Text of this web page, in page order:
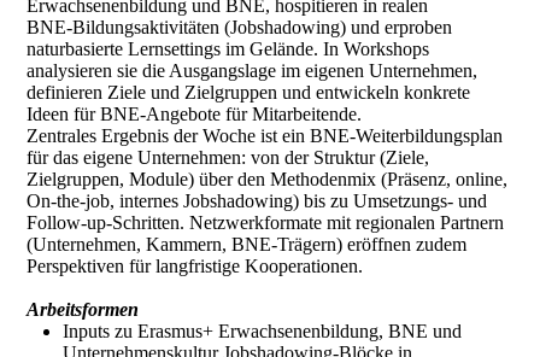
Erwachsenenbildung und BNE, hospitieren in realen
BNE‑Bildungsaktivitäten (Jobshadowing) und erproben
naturbasierte Lernsettings im Gelände. In Workshops
analysieren sie die Ausgangslage im eigenen Unternehmen,
definieren Ziele und Zielgruppen und entwickeln konkrete
Ideen für BNE‑Angebote für Mitarbeitende.
Zentrales Ergebnis der Woche ist ein BNE‑Weiterbildungsplan
für das eigene Unternehmen: von der Struktur (Ziele,
Zielgruppen, Module) über den Methodenmix (Präsenz, online,
On‑the‑job, internes Jobshadowing) bis zu Umsetzungs- und
Follow‑up‑Schritten. Netzwerkformate mit regionalen Partnern
(Unternehmen, Kammern, BNE‑Trägern) eröffnen zudem
Perspektiven für langfristige Kooperationen.
Arbeitsformen
Inputs zu Erasmus+ Erwachsenenbildung, BNE und